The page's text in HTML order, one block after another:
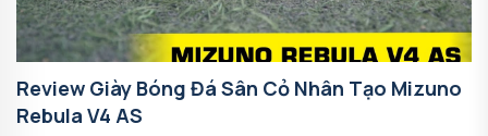
Review Giày Bóng Đá Sân Cỏ Nhân Tạo Mizuno
Rebula V4 AS